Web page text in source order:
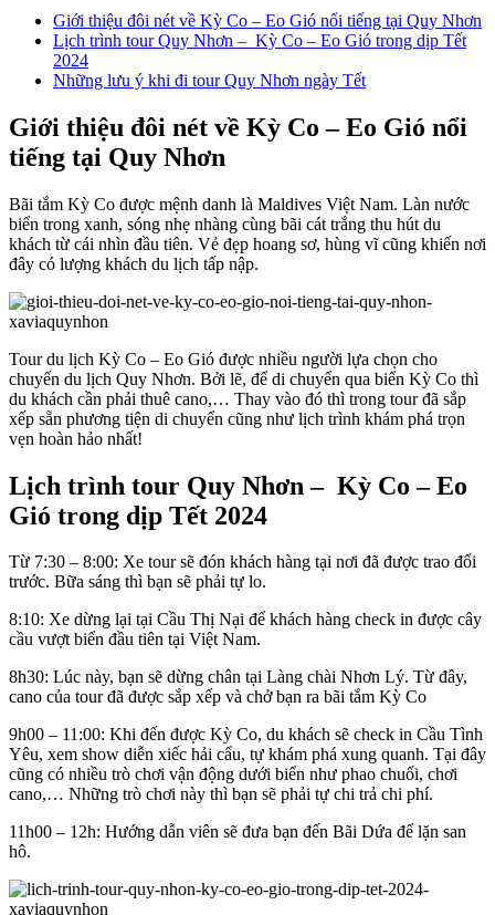
Giới thiệu đôi nét về Kỳ Co – Eo Gió nổi tiếng tại Quy Nhơn
Lịch trình tour Quy Nhơn – Kỳ Co – Eo Gió trong dịp Tết
2024
Những lưu ý khi đi tour Quy Nhơn ngày Tết
Giới thiệu đôi nét về Kỳ Co – Eo Gió nổi
tiếng tại Quy Nhơn
Bãi tắm Kỳ Co được mệnh danh là Maldives Việt Nam. Làn nước
biển trong xanh, sóng nhẹ nhàng cùng bãi cát trắng thu hút du
khách từ cái nhìn đầu tiên. Vẻ đẹp hoang sơ, hùng vĩ cũng khiến nơi
đây có lượng khách du lịch tấp nập.
Tour du lịch Kỳ Co – Eo Gió được nhiều người lựa chọn cho
chuyến du lịch Quy Nhơn. Bởi lẽ, để di chuyển qua biển Kỳ Co thì
du khách cần phải thuê cano,… Thay vào đó thì trong tour đã sắp
xếp sẵn phương tiện di chuyển cũng như lịch trình khám phá trọn
vẹn hoàn hảo nhất!
Lịch trình tour Quy Nhơn – Kỳ Co – Eo
Gió trong dịp Tết 2024
Từ 7:30 – 8:00: Xe tour sẽ đón khách hàng tại nơi đã được trao đổi
trước. Bữa sáng thì bạn sẽ phải tự lo.
8:10: Xe dừng lại tại Cầu Thị Nại để khách hàng check in được cây
cầu vượt biển đầu tiên tại Việt Nam.
8h30: Lúc này, bạn sẽ dừng chân tại Làng chài Nhơn Lý. Từ đây,
cano của tour đã được sắp xếp và chở bạn ra bãi tắm Kỳ Co
9h00 – 11:00: Khi đến được Kỳ Co, du khách sẽ check in Cầu Tình
Yêu, xem show diễn xiếc hải cẩu, tự khám phá xung quanh. Tại đây
cũng có nhiều trò chơi vận động dưới biển như phao chuối, chơi
cano,… Những trò chơi này thì bạn sẽ phải tự chi trả chi phí.
11h00 – 12h: Hướng dẫn viên sẽ đưa bạn đến Bãi Dứa để lặn san
hô.